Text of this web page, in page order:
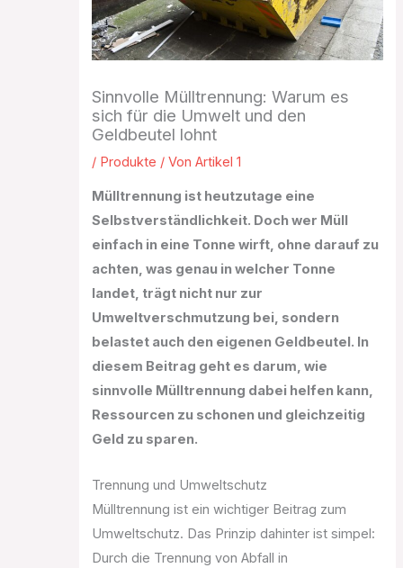
Sinnvolle Mülltrennung: Warum es
sich für die Umwelt und den
Geldbeutel lohnt
/ Produkte / VonArtikel 1
Mülltrennung ist heutzutage eine
Selbstverständlichkeit. Doch wer Müll
einfach in eine Tonne wirft, ohne darauf zu
achten, was genau in welcher Tonne
landet, trägt nicht nur zur
Umweltverschmutzung bei, sondern
belastet auch den eigenen Geldbeutel. In
diesem Beitrag geht es darum, wie
sinnvolle Mülltrennung dabei helfen kann,
Ressourcen zu schonen und gleichzeitig
Geld zu sparen.
Trennung und Umweltschutz
Mülltrennung ist ein wichtiger Beitrag zum
Umweltschutz. Das Prinzip dahinter ist simpel:
Durch die Trennung von Abfall in